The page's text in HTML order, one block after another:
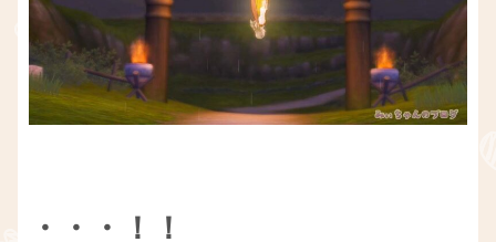
・・・！！